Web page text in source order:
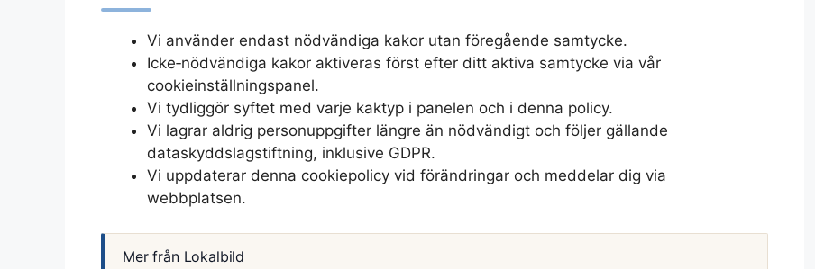
Vi använder endast nödvändiga kakor utan föregående samtycke.
Icke‑nödvändiga kakor aktiveras först efter ditt aktiva samtycke via vår
cookieinställningspanel.
Vi tydliggör syftet med varje kaktyp i panelen och i denna policy.
Vi lagrar aldrig personuppgifter längre än nödvändigt och följer gällande
dataskyddslagstiftning, inklusive GDPR.
Vi uppdaterar denna cookiepolicy vid förändringar och meddelar dig via
webbplatsen.
Mer från Lokalbild